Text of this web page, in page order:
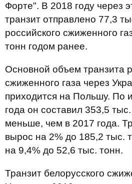
Форте". В 2018 году через
транзит отправлено 77,3
российского сжиженного
тонн годом ранее.
Основной объем транзита
сжиженного газа через
приходится на Польшу. По
года он составил 353,5
меньше, чем в 2017 года.
вырос на 2% до 185,2 тыс.
на 9,4% до 52,6 тыс. тонн.
Транзит белорусского